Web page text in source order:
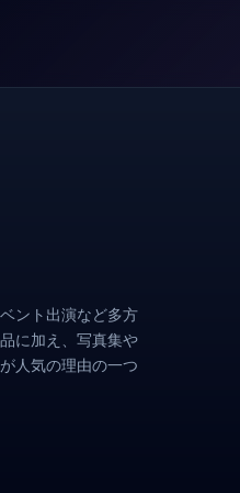
ント出演など多方
に加え、写真集や
人気の理由の一つ